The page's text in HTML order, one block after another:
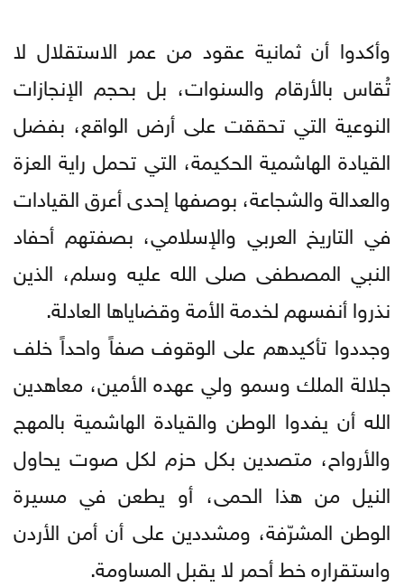
وأكدوا أن ثمانية عقود من عمر الاستقلال لا
تُقاس بالأرقام والسنوات، بل بحجم الإنجازات
النوعية التي تحققت على أرض الواقع، بفضل
القيادة الهاشمية الحكيمة، التي تحمل راية العزة
والعدالة والشجاعة، بوصفها إحدى أعرق القيادات
في التاريخ العربي والإسلامي، بصفتهم أحفاد
النبي المصطفى صلى الله عليه وسلم، الذين
نذروا أنفسهم لخدمة الأمة وقضاياها العادلة.
وجددوا تأكيدهم على الوقوف صفاً واحداً خلف
جلالة الملك وسمو ولي عهده الأمين، معاهدين
الله أن يفدوا الوطن والقيادة الهاشمية بالمهج
والأرواح، متصدين بكل حزم لكل صوت يحاول
النيل من هذا الحمى، أو يطعن في مسيرة
الوطن المشرّفة، ومشددين على أن أمن الأردن
واستقراره خط أحمر لا يقبل المساومة.